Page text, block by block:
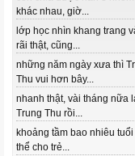
khác nhau, giờ...
lớp học nhìn khang trang
rãi thật, cũng...
những năm ngày xưa thì
Thu vui hơn bây...
nhanh thật, vài tháng nữa
Trung Thu rồi...
khoảng tầm bao nhiêu
thể cho trẻ...